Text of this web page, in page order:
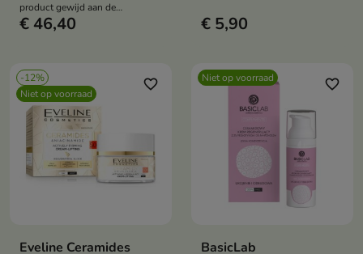
product gewijd aan de
verzorging van de droge en rijpe
€ 46,40 € 5,90
-12%
Niet op voorraad
favorite_border
Eveline Ceramides
Niet op voorraad favorite_border
BasicLab